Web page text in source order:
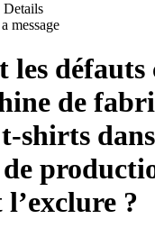
Details
message
les
de
shirts
de
?